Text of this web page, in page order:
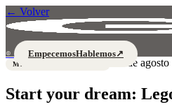
← Volver
® EmpecemosHablemos↗
MARCAS GENIALES 28 de
Start your dream: